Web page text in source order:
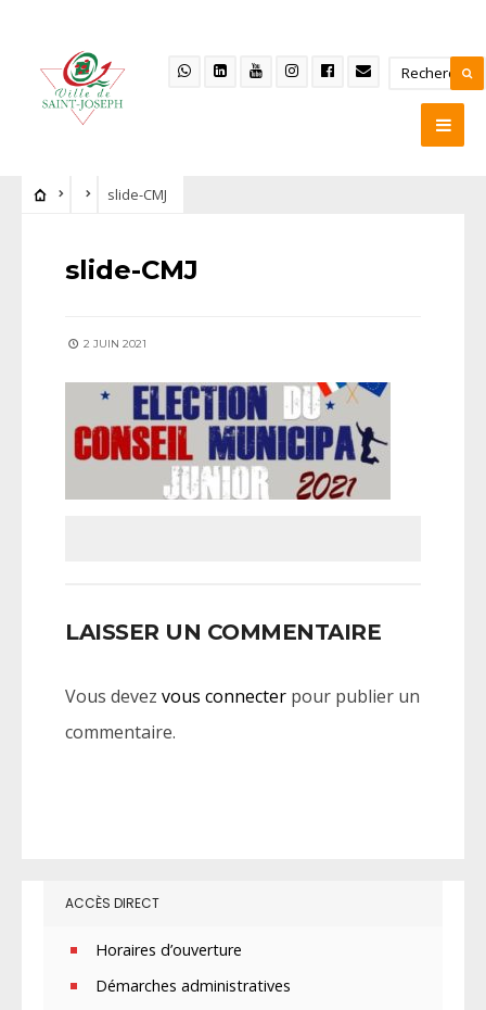
slide-CMJ
slide-CMJ
2 JUIN 2021
LAISSER UN COMMENTAIRE
Vous devez vous connecter pour publier un
commentaire.
ACCÈS DIRECT
Horaires d’ouverture
Démarches administratives